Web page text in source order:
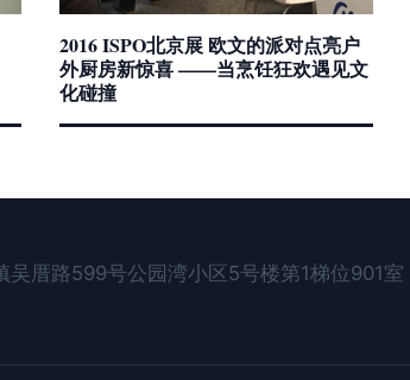
2016 ISPO北京展 欧文的派对点亮户
外厨房新惊喜 ——当烹饪狂欢遇见文
化碰撞
厝路599号公园湾小区5号楼第1梯位901室